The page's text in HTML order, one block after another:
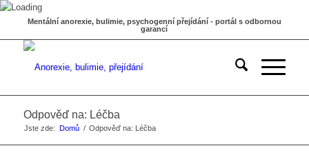
Mentální anorexie, bulimie, psychogenní přejídání - portál s odbornou
garancí
Odpověď na: Léčba
Jste zde: Domů / Odpověď na: Léčba